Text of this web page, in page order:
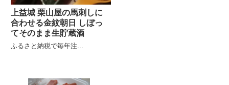
上益城 栗山屋の馬刺しに
合わせる金紋朝日 しぼっ
てそのまま生貯蔵酒
ふるさと納税で毎年注...